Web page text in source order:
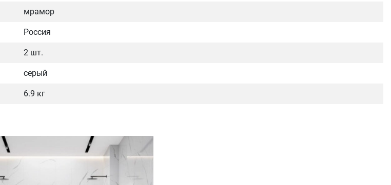
мрамор
Россия
2 шт.
серый
6.9 кг